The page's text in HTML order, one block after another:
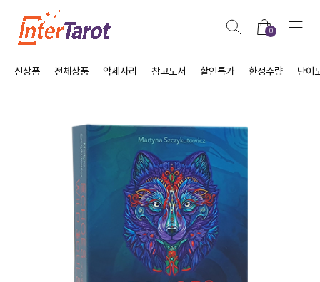
0
신상품 전체상품 악세사리 참고도서 할인특가 한정수량 난이